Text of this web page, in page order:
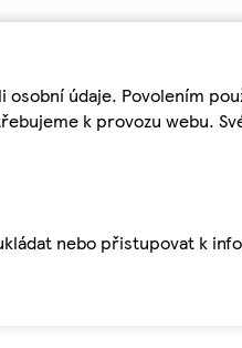
údaje. Povolením
k provozu webu.
nebo přistupovat k